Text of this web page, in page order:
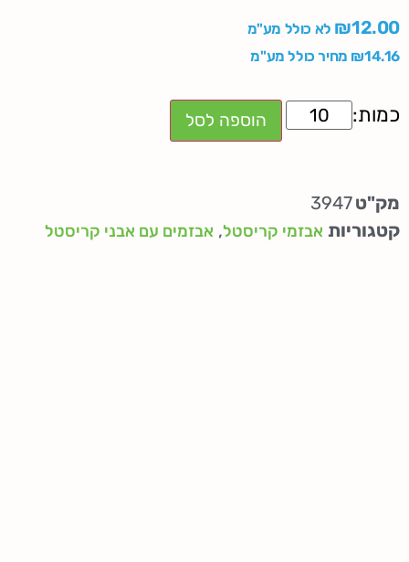
₪12.00
לא כולל מע"מ
₪14.16 מחיר כולל מע"מ
הוספה לסל
מק"ט3947
קטגוריות אבזמי קריסטל, אבזמים עם אבני קריסטל